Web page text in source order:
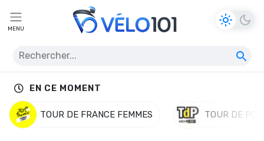
MENU
EN CE MOMENT
TOUR DE FRANCE FEMMES TOUR DE